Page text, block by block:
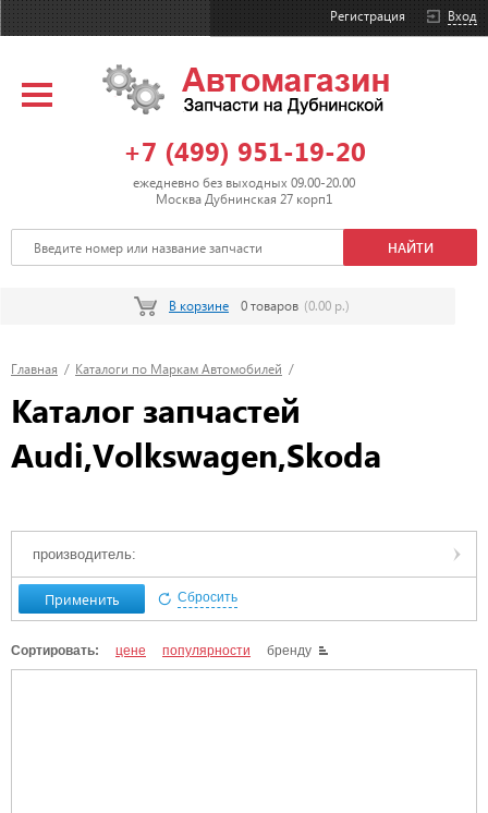
Вход
Регистрация
+7 (499) 951-19-20
ежедневно без выходных 09.00-20.00
Москва Дубнинская 27 корп1
В корзине 0 товаров (0.00 р.)
Главная / Каталоги по Маркам Автомобилей /
Каталог запчастей
Audi,Volkswagen,Skoda
производитель:
Применить Сбросить
Сортировать: цене популярности бренду